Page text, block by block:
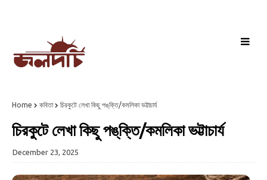
Home কবিতা চিরকুটে লেখা কিছু পঙ্‌ক্তি/কমলিকা ভট্টাচার্য
চিরকুটে লেখা কিছু পঙ্‌ক্তি/কমলিকা ভট্টাচার্য
December 23, 2025